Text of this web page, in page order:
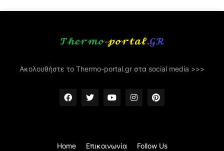
Ακολουθήστε το Thermo-portal.gr στα social media >>>
Home Επικοινωνία Follow Us